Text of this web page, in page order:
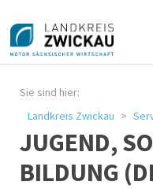
Sie sind hier:
Landkreis Zwickau
JUGEND,
BILDUNG